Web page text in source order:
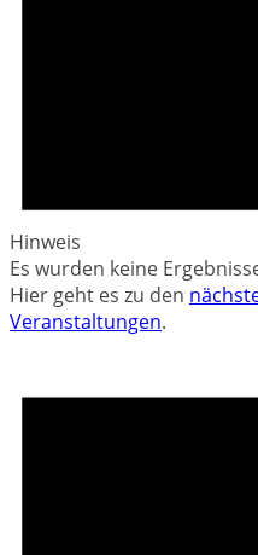
Hinweis
Es wurden keine
Hier geht es zu den
Veranstaltungen.